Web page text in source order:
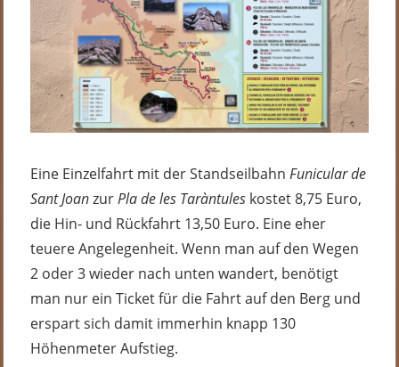
Eine Einzelfahrt mit der StandseilbahnFunicular de
Sant JoanzurPla de les Taràntules kostet 8,75 Euro,
die Hin- und Rückfahrt 13,50 Euro. Eine eher
teuere Angelegenheit. Wenn man auf den Wegen
2 oder 3 wieder nach unten wandert, benötigt
man nur ein Ticket für die Fahrt auf den Berg und
erspart sich damit immerhin knapp 130
Höhenmeter Aufstieg.